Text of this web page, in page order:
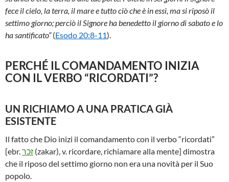
fece il cielo, la terra, il mare e tutto ciò che è in essi, ma si riposò il
settimo giorno; perciò il Signore ha benedetto il giorno di sabato e lo
ha santificato”(Esodo 20:8-11).
PERCHÉ IL COMANDAMENTO INIZIA
CON IL VERBO “RICORDATI”?
UN RICHIAMO A UNA PRATICA GIÀ
ESISTENTE
Il fatto che Dio inizi il comandamento con il verbo “ricordati”
[ebr. זכר (zakar), v. ricordare, richiamare alla mente] dimostra
che il riposo del settimo giorno non era una novità per il Suo
popolo.